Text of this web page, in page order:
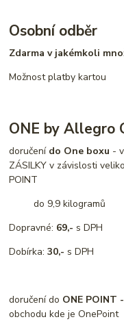
Osobní odběr
Zdarma v jakémkoli
Možnost platby kartou
ONE by Allegro
doručení do One boxu -
ZÁSILKY v závislosti
POINT
do 9,9
Dopravné: 69,- s
Dobírka:30,- s DPH
doručení do ONE
obchodu kde je OnePoint